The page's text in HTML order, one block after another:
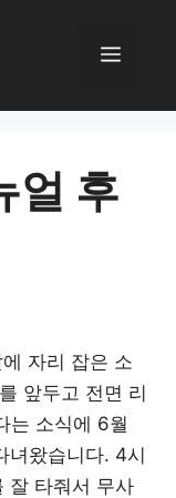
메
얼 후
자리 잡은 소
앞두고 전면 리
는 소식에 6월
녀왔습니다. 4시
잘 타줘서 무사